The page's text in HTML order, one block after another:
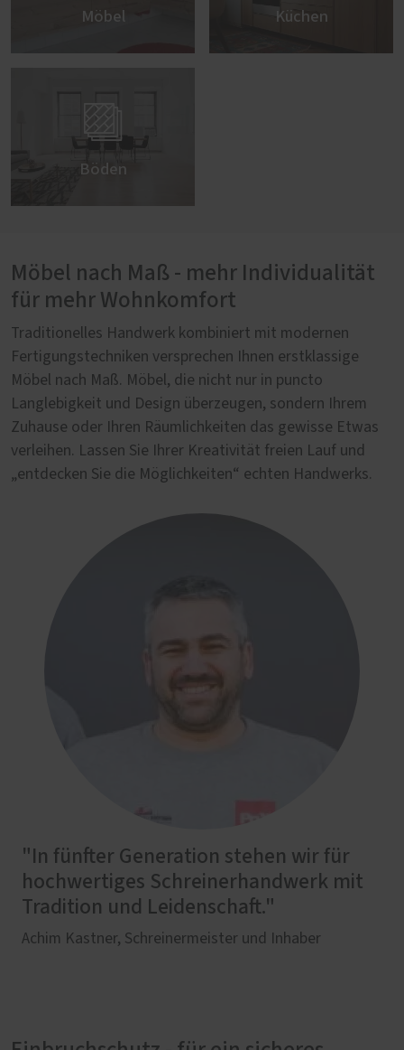
Möbel Küchen

Böden
Möbel nach Maß - mehr Individualität
für mehr Wohnkomfort
Traditionelles Handwerk kombiniert mit modernen
Fertigungstechniken versprechen Ihnen erstklassige
Möbel nach Maß. Möbel, die nicht nur in puncto
Langlebigkeit und Design überzeugen, sondern Ihrem
Zuhause oder Ihren Räumlichkeiten das gewisse Etwas
verleihen. Lassen Sie Ihrer Kreativität freien Lauf und
„entdecken Sie die Möglichkeiten“ echten Handwerks.
"In fünfter Generation stehen wir für
hochwertiges Schreinerhandwerk mit
Tradition und Leidenschaft."
Achim Kastner, Schreinermeister und Inhaber